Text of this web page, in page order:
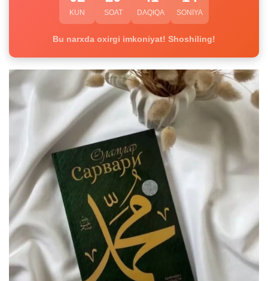
KUN SOAT DAQIQA SONIYA
Bu narxda oxirgi imkoniyat! Shoshiling!